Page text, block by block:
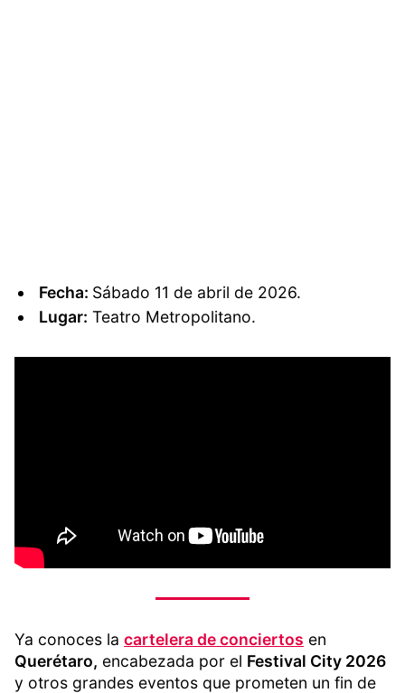
Fecha: Sábado 11 de abril de 2026.
Lugar: Teatro Metropolitano.
Ya conoces la cartelera de conciertos en
Querétaro, encabezada por el Festival City 2026
y otros grandes eventos que prometen un fin de